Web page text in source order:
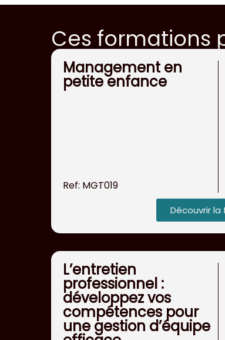
Ces formations
Management en
petite enfance
Ref: MGT019
Découvrir
L’entretien
professionnel :
développez vos
compétences pour
une gestion d’équipe